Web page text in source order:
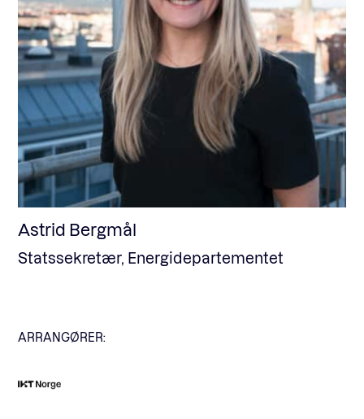
Astrid Bergmål
Statssekretær, Energidepartementet
ARRANGØRER: